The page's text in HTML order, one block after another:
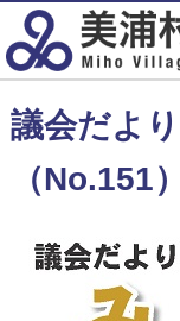
議会だよ
（No.151）